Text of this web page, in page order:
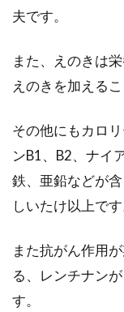
夫です。
また、えのきは
えのきを加える
その他にもカロ
ンB1、B2、ナイ
鉄、亜鉛などが
しいたけ以上です
また抗がん作用
る、レンチナン
す。